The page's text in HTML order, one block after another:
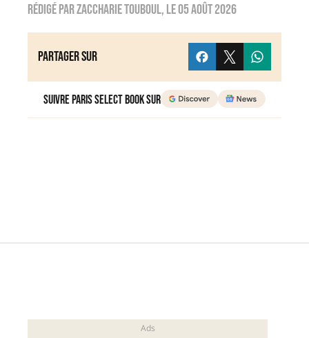
Rédigé parzaccharie touboul, le05 août 2026
Partager sur
Suivre Paris Select Book sur